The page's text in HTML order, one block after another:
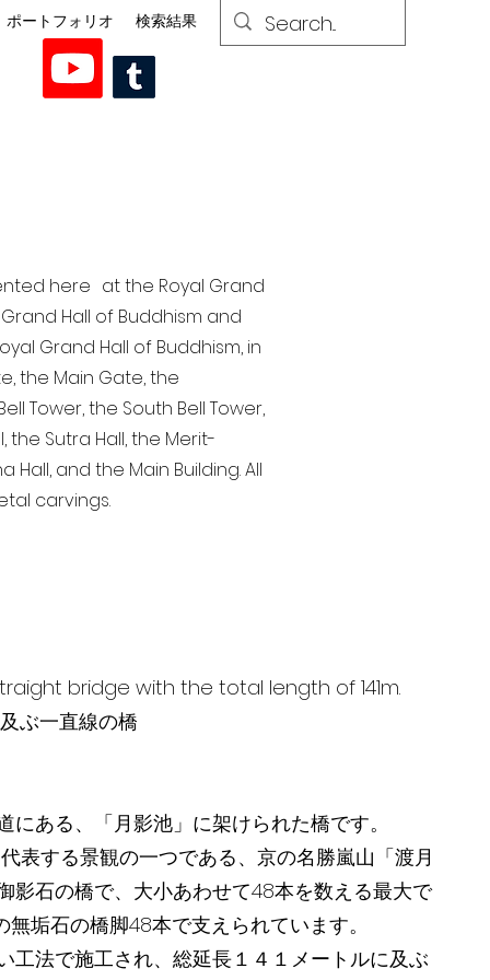
ポートフォリオ 検索結果
here at the Royal Grand
Hall of Buddhism and
Grand Hall of Buddhism, in
the Main Gate, the
Tower, the South Bell Tower,
the Sutra Hall, the Merit-
and the Main Building. All
carvings.
bridge with the total length of 141m.
ぶ一直線の橋
にある、「月影池」に架けられた橋です。
表する景観の一つである、京の名勝嵐山「渡月
影石の橋で、大小あわせて48本を数える最大で
垢石の橋脚48本で支えられています。
工法で施工され、総延長１４１メートルに及ぶ